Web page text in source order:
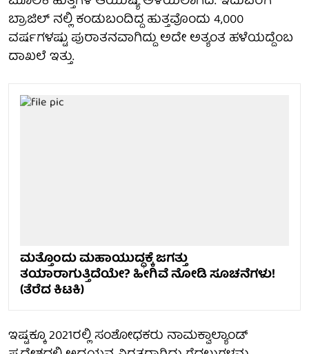
ಬ್ರಾಜಿಲ್ ನಲ್ಲಿ ಕಂಡುಬಂದಿದ್ದ ಹುತ್ತವೊಂದು 4,000
ವರ್ಷಗಳಷ್ಟು ಪುರಾತನವಾಗಿದ್ದು ಅದೇ ಅತ್ಯಂತ ಹಳೆಯದ್ದೆಂಬ
ದಾಖಲೆ ಇತ್ತು.
ಮತ್ತೊಂದು ಮಹಾಯುದ್ಧಕ್ಕೆ ಜಗತ್ತು
ತಯಾರಾಗುತ್ತಿದೆಯೇ? ಹೀಗಿವೆ ನೋಡಿ ಸೂಚನೆಗಳು!
(ತೆರೆದ ಕಿಟಕಿ)
ಇಷ್ಟಕ್ಕೂ 2021ರಲ್ಲಿ ಸಂಶೋಧಕರು ನಾಮಕ್ವಾಲ್ಯಾಂಡ್